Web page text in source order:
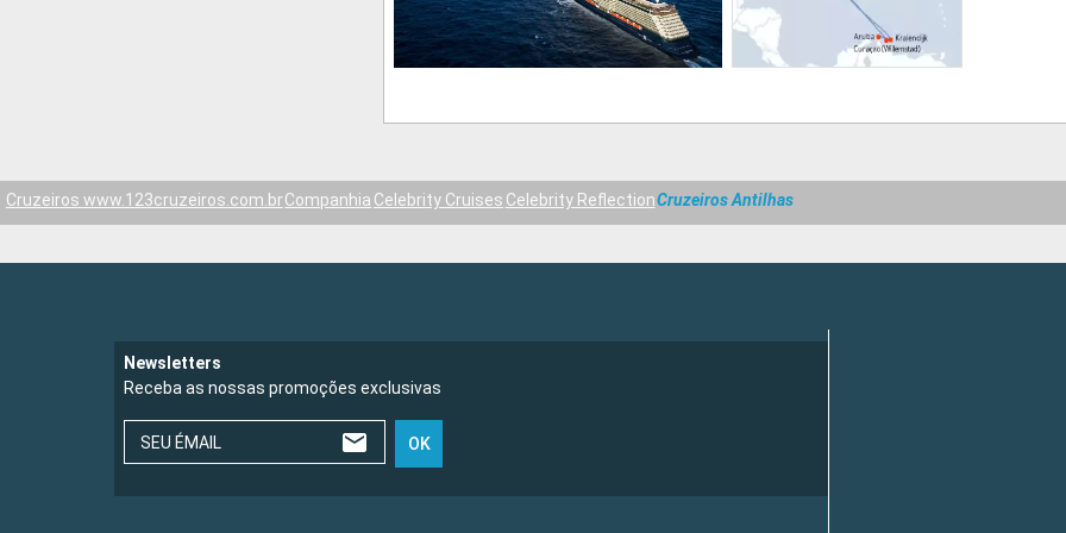
Cruzeiros www.123cruzeiros.com.brCompanhia Celebrity Cruises Celebrity ReflectionCruzeiros Antilhas
Newsletters
Receba as nossas promoções exclusivas
SEU ÉMAIL OK